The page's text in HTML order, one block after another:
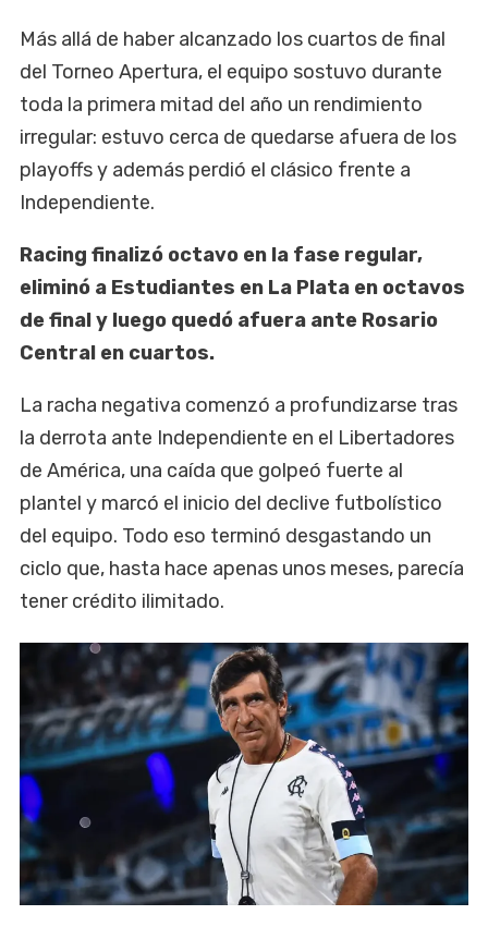
Más allá de haber alcanzado los cuartos de final
del Torneo Apertura, el equipo sostuvo durante
toda la primera mitad del año un rendimiento
irregular: estuvo cerca de quedarse afuera de los
playoffs y además perdió el clásico frente a
Independiente.
Racing finalizó octavo en la fase regular,
eliminó a Estudiantes en La Plata en octavos
de final y luego quedó afuera ante Rosario
Central en cuartos.
La racha negativa comenzó a profundizarse tras
la derrota ante Independiente en el Libertadores
de América, una caída que golpeó fuerte al
plantel y marcó el inicio del declive futbolístico
del equipo. Todo eso terminó desgastando un
ciclo que, hasta hace apenas unos meses, parecía
tener crédito ilimitado.